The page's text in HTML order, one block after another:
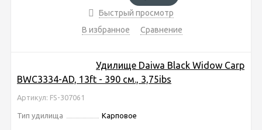
Быстрый просмотр
В избранное
Сравнение
Удилище Daiwa Black Widow Carp
BWC3334-AD, 13ft - 390 см., 3,75ibs
Артикул: FS-307061
Тип удилища Карповое